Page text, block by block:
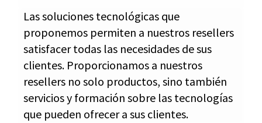
Las soluciones tecnológicas que
proponemos permiten a nuestros resellers
satisfacer todas las necesidades de sus
clientes. Proporcionamos a nuestros
resellers no solo productos, sino también
servicios y formación sobre las tecnologías
que pueden ofrecer a sus clientes.